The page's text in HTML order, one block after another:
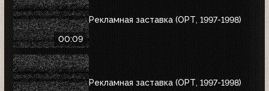
00:09
Рекламная заставка (ОРТ, 1997-1998)
Рекламная заставка (ОРТ, 1997-1998)